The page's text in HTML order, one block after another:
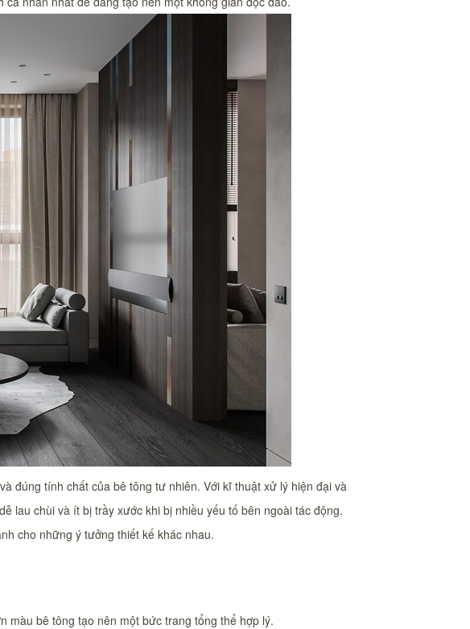
đúng tính chất của bê tông tư nhiên. Với kĩ thuật xử lý hiện đại và
lau chùi và ít bị trầy xước khi bị nhiều yếu tố bên ngoài tác động.
cho những ý tưởng thiết kế khác nhau.
màu bê tông tạo nên một bức trang tổng thể hợp lý.